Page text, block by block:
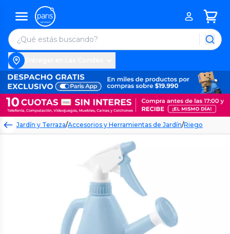
Jardín y Terraza/Accesorios y Herramientas de Jardín/Riego